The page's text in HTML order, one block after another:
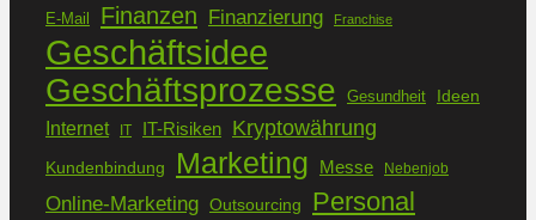
E-Mail Finanzen Finanzierung Franchise
Geschäftsidee
Geschäftsprozesse Gesundheit Ideen
Internet IT IT-Risiken Kryptowährung
Kundenbindung Marketing Messe Nebenjob
Online-Marketing Outsourcing Personal